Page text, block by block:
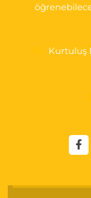
Kurtuluş